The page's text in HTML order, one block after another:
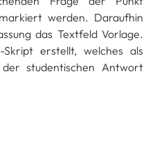
werden. Daraufhin
das Textfeld Vorlage.
erstellt, welches als
studentischen Antwort